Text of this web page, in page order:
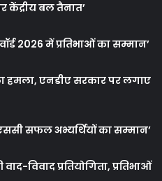
केंद्रीय बल तैनात’
2026 में प्रतिभाओं का सम्मान’
हमला, एनडीए सरकार पर लगाए
सफल अभ्यर्थियों का सम्मान’
विवाद प्रतियोगिता, प्रतिभाओं